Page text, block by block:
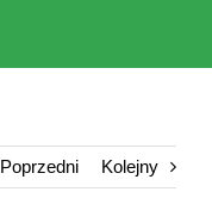
Poprzedni Kolejny